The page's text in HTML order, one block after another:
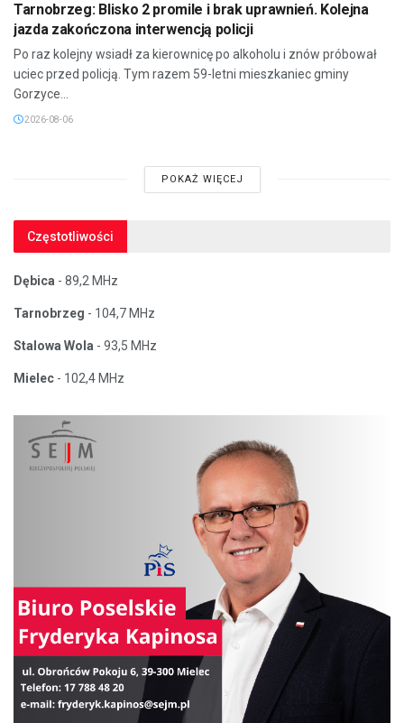
Tarnobrzeg: Blisko 2 promile i brak uprawnień. Kolejna
jazda zakończona interwencją policji
Po raz kolejny wsiadł za kierownicę po alkoholu i znów próbował
uciec przed policją. Tym razem 59-letni mieszkaniec gminy
Gorzyce...
2026-08-06
POKAŻ WIĘCEJ
Częstotliwości
Dębica - 89,2 MHz
Tarnobrzeg - 104,7 MHz
Stalowa Wola - 93,5 MHz
Mielec - 102,4 MHz